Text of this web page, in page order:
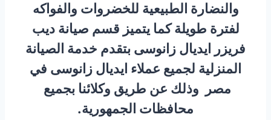
والنضارة الطبيعية للخضروات والفواكه
لفترة طويلة كما يتميز قسم صيانة ديب
فريزر ايديال زانوسى بتقدم خدمة الصيانة
المنزلية لجميع عملاء ايديال زانوسى في
مصر وذلك عن طريق وكلائنا بجميع
محافظات الجمهورية.